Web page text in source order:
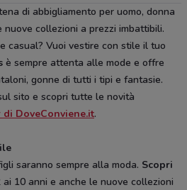
di abbigliamento per uomo, donna
collezioni a prezzi imbattibili.
casual? Vuoi vestire con stile il tuo
è sempre attenta alle mode e offre
gonne di tutti i tipi e fantasie.
sito e scopri tutte le novità
DoveConviene.it.
saranno sempre alla moda. Scopri
ai 10 anni e anche le nuove collezioni